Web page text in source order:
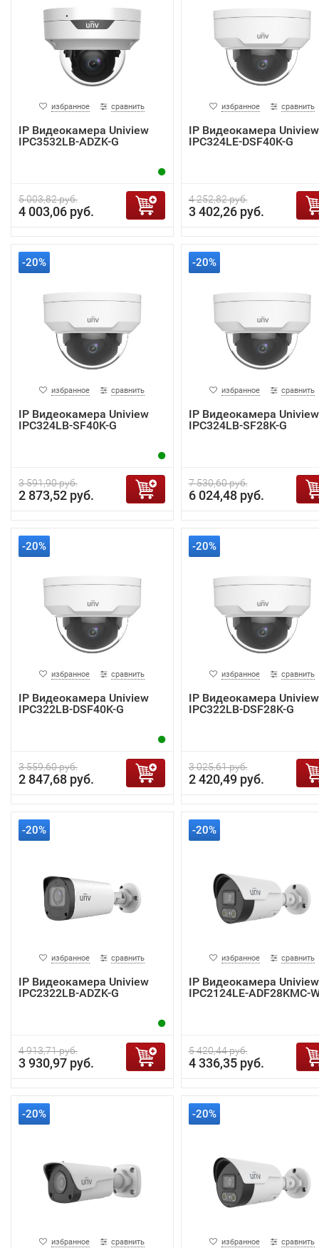
избранное сравнить
IP Видеокамера Uniview
IPC3532LB-ADZK-G
5 003,82 руб.
4 003,06 руб.
избранное сравнить
IP Видеокамера Uniview
IPC324LE-DSF40K-G
4 252,82 руб.
3 402,26 руб.
-20%
избранное сравнить
IP Видеокамера Uniview
IPC324LB-SF40K-G
3 591,90 руб.
2 873,52 руб.
-20%
избранное сравнить
IP Видеокамера Uniview
IPC324LB-SF28K-G
7 530,60 руб.
6 024,48 руб.
-20%
избранное сравнить
IP Видеокамера Uniview
IPC322LB-DSF40K-G
3 559,60 руб.
2 847,68 руб.
-20%
избранное сравнить
IP Видеокамера Uniview
IPC322LB-DSF28K-G
3 025,61 руб.
2 420,49 руб.
-20%
избранное сравнить
IP Видеокамера Uniview
IPC2322LB-ADZK-G
4 913,71 руб.
3 930,97 руб.
-20%
избранное сравнить
IP Видеокамера Uniview
IPC2124LE-ADF28KMC-
5 420,44 руб.
4 336,35 руб.
-20%
избранное сравнить
-20%
избранное сравнить